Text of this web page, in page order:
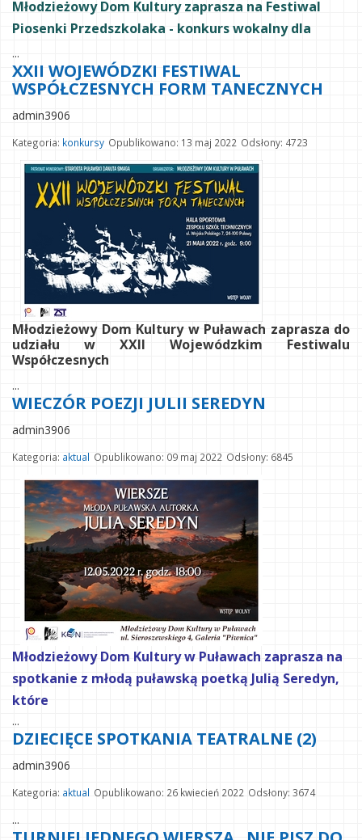
Młodzieżowy Dom Kultury zaprasza na Festiwal
Piosenki Przedszkolaka - konkurs wokalny dla
...
XXII WOJEWÓDZKI FESTIWAL
WSPÓŁCZESNYCH FORM TANECZNYCH
admin3906
Kategoria: konkursy Opublikowano: 13 maj 2022 Odsłony: 4723
Młodzieżowy Dom Kultury w Puławach zaprasza do
udziału w XXII Wojewódzkim Festiwalu
Współczesnych
...
WIECZÓR POEZJI JULII SEREDYN
admin3906
Kategoria: aktual Opublikowano: 09 maj 2022 Odsłony: 6845
Młodzieżowy Dom Kultury w Puławach zaprasza na
spotkanie z młodą puławską poetką Julią Seredyn,
które
...
DZIECIĘCE SPOTKANIA TEATRALNE (2)
admin3906
Kategoria: aktual Opublikowano: 26 kwiecień 2022 Odsłony: 3674
...